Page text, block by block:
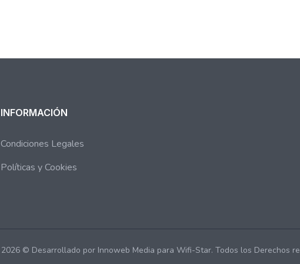
INFORMACIÓN
Condiciones Legales
Políticas y Cookies
2026 © Desarrollado por Innoweb Media para Wifi-Star. Todos los Derechos